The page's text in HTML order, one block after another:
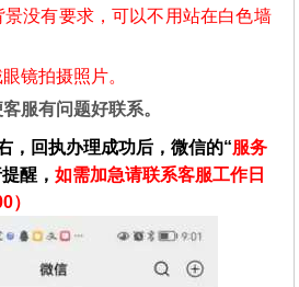
景没有要求，可以不用站在白色墙
镜拍摄照片。
服有问题好联系。
，回执办理成功后，微信的“服务
醒，如需加急请联系客服工作日
）